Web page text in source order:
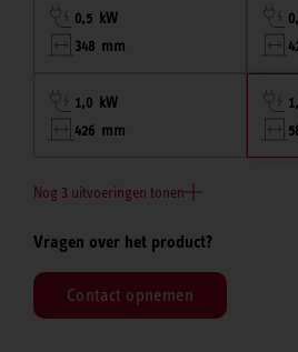
0,5 kW
348 mm
1,0 kW
426 mm
Nog 3 uitvoeringen tonen
Vragen over het product?
Contact opnemen